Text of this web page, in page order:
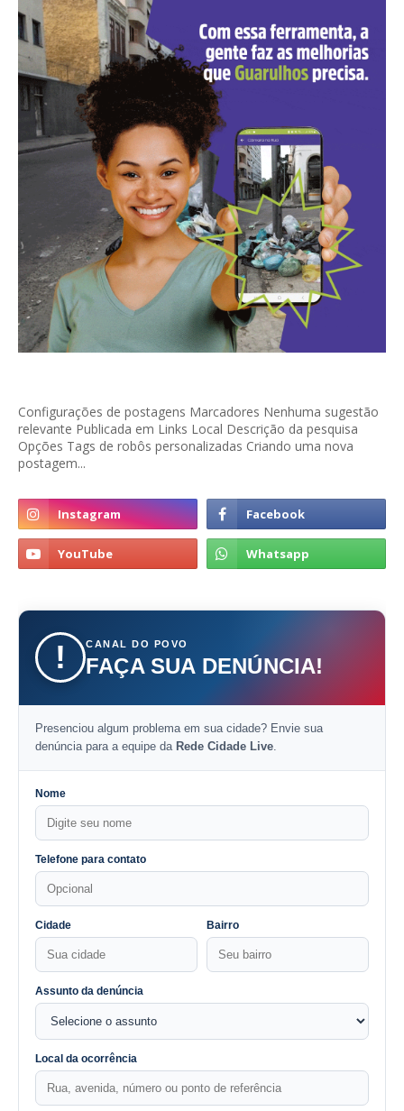
Configurações de postagens Marcadores Nenhuma sugestão
relevante Publicada em Links Local Descrição da pesquisa
Opções Tags de robôs personalizadas Criando uma nova
postagem...
! CANAL DO POVO
FAÇA SUA DENÚNCIA!
Presenciou algum problema em sua cidade? Envie sua
denúncia para a equipe da Rede Cidade Live
Nome
Telefone para contato
Cidade Bairro
Assunto da denúncia
Local da ocorrência